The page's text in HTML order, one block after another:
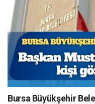
Bursa Büyükşehir